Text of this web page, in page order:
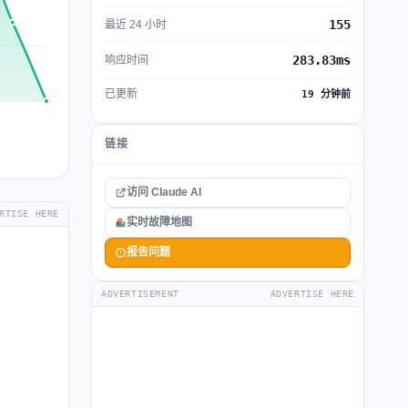
HERE
最近 24 小时 155
响应时间 283.83ms
已更新 19 分钟前
链接
访问 Claude AI
实时故障地图
报告问题
ADVERTISEMENT ADVERTISE HERE